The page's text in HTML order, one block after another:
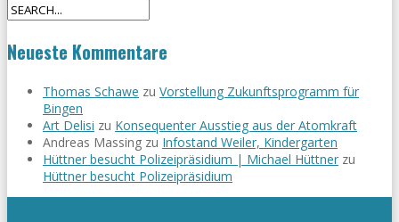
Neueste Kommentare
Thomas Schawe zu Vorstellung Zukunftsprogramm für
Bingen
Art Delisi zu Konsequenter Ausstieg aus der Atomkraft
Andreas Massing zu Infostand Weiler, Kindergarten
Hüttner besucht Polizeipräsidium | Michael Hüttner zu
Hüttner besucht Polizeipräsidium